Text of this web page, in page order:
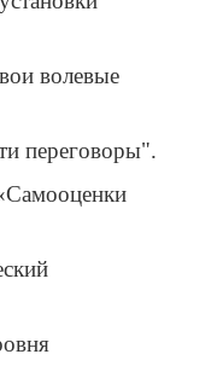
волевые
переговоры".